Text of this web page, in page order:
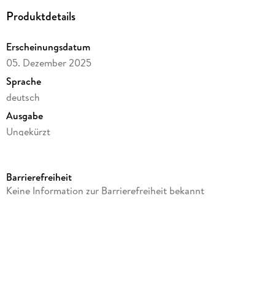
Produktdetails
Erscheinungsdatum
05. Dezember 2025
Sprache
deutsch
Ausgabe
Ungekürzt
Laufzeit
Barrierefreiheit
Keine Information zur Barrierefreiheit bekannt